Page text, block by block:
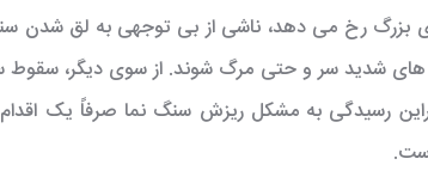
بزرگ رخ می دهد، ناشی از بی توجهی به لق
های شدید سر و حتی مرگ شوند. از سوی دیگر،
رسیدگی به مشکل ریزش سنگ نما صرفاً یک